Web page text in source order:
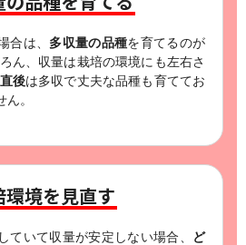
合は、 多収量の品種を育てるのが
ん、収量は栽培の環境にも左右さ
後は多収で丈夫な品種も育ててお
。
環境を見直す
ていて収量が安定しない場合、
ど